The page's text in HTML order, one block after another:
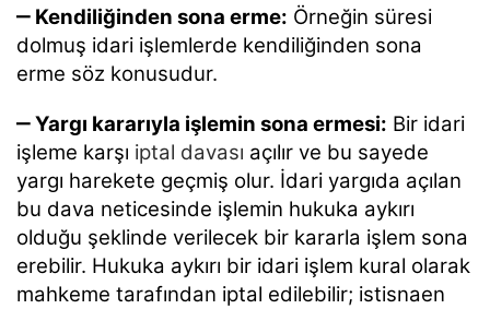
‒ Kendiliğinden sona erme: Örneğin süresi
dolmuş idari işlemlerde kendiliğinden sona
erme söz konusudur.
‒ Yargı kararıyla işlemin sona ermesi: Bir idari
işleme karşı iptal davası açılır ve bu sayede
yargı harekete geçmiş olur. İdari yargıda açılan
bu dava neticesinde işlemin hukuka aykırı
olduğu şeklinde verilecek bir kararla işlem sona
erebilir. Hukuka aykırı bir idari işlem kural olarak
mahkeme tarafından iptal edilebilir; istisnaen